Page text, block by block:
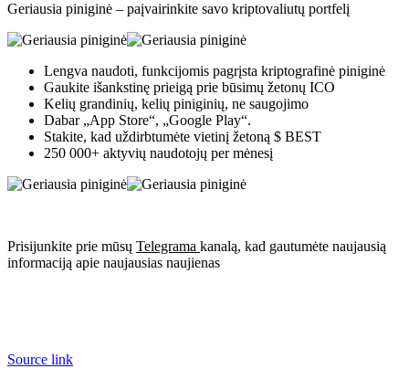
Geriausia piniginė – paįvairinkite savo kriptovaliutų portfelį
Lengva naudoti, funkcijomis pagrįsta kriptografinė piniginė
Gaukite išankstinę prieigą prie būsimų žetonų ICO
Kelių grandinių, kelių piniginių, ne saugojimo
Dabar „App Store“, „Google Play“.
Stakite, kad uždirbtumėte vietinį žetoną $ BEST
250 000+ aktyvių naudotojų per mėnesį
Prisijunkite prie mūsų Telegrama kanalą, kad gautumėte naujausią
informaciją apie naujausias naujienas
Source link